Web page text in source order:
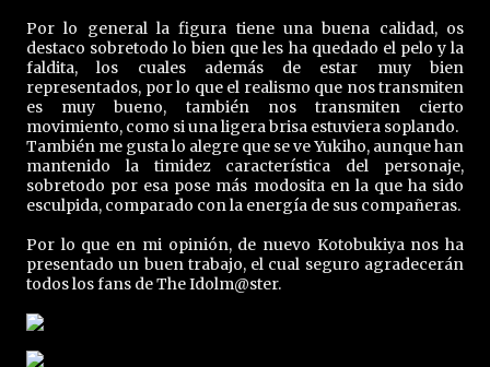
Por lo general la figura tiene una buena calidad, os
destaco sobretodo lo bien que les ha quedado el pelo y la
faldita, los cuales además de estar muy bien
representados, por lo que el realismo que nos transmiten
es muy bueno, también nos transmiten cierto
movimiento, como si una ligera brisa estuviera soplando.
También me gusta lo alegre que se ve Yukiho, aunque han
mantenido la timidez característica del personaje,
sobretodo por esa pose más modosita en la que ha sido
esculpida, comparado con la energía de sus compañeras.
Por lo que en mi opinión, de nuevo Kotobukiya nos ha
presentado un buen trabajo, el cual seguro agradecerán
todos los fans de The Idolm@ster.